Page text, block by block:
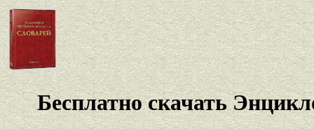
Бесплатно скачать